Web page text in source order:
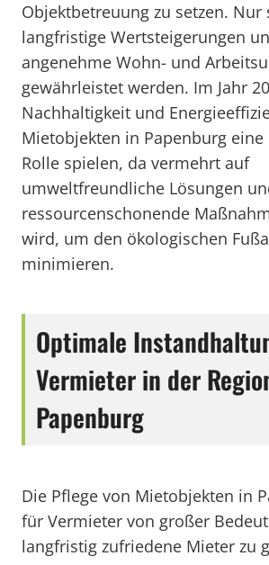
Objektbetreuung zu setzen. Nur
langfristige Wertsteigerungen
angenehme Wohn- und
gewährleistet werden. Im Jahr
Nachhaltigkeit und
Mietobjekten in Papenburg
Rolle spielen, da vermehrt auf
umweltfreundliche Lösungen
ressourcenschonende
wird, um den ökologischen
minimieren.
Optimale
Vermieter in der
Papenburg
Die Pflege von Mietobjekten in
für Vermieter von großer
langfristig zufriedene Mieter zu